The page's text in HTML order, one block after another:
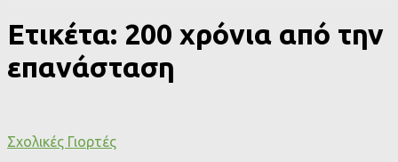
Ετικέτα: 200 χρόνια από την
επανάσταση
Σχολικές Γιορτές